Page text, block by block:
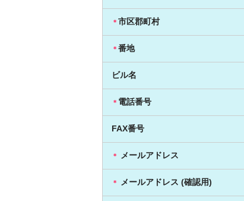
＊ 市区郡町村
＊ 番地
ビル名
＊ 電話番号
FAX番号
＊ メールアドレス
＊ メールアドレス (確認用)